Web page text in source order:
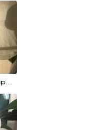
#цветы #мирпрекрасен #пятьутра